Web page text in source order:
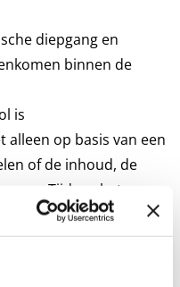
diepgang en
binnen de
is
alleen op basis van een
of de inhoud, de
Tijdens het
de ruimte voor.
Management is
professionals die